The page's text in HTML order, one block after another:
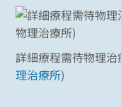
詳細療程需待物理
理治療所)